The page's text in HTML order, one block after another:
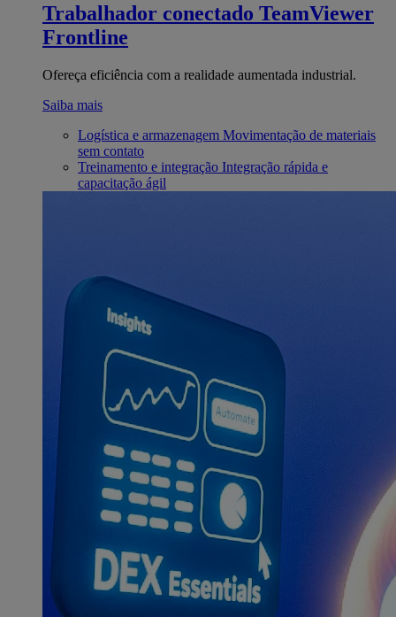
Trabalhador conectado TeamViewer
Frontline
Ofereça eficiência com a realidade aumentada industrial.
Saiba mais
Logística e armazenagem Movimentação de materiais
sem contato
Treinamento e integração Integração rápida e
capacitação ágil